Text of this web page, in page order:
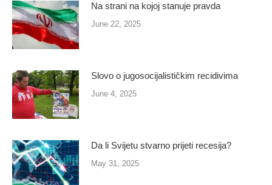
Na strani na kojoj stanuje pravda
June 22, 2025
Slovo o jugosocijalističkim recidivima
June 4, 2025
Da li Svijetu stvarno prijeti recesija?
May 31, 2025